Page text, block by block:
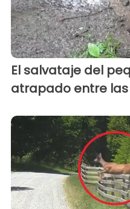
El salvataje del
atrapado entre las